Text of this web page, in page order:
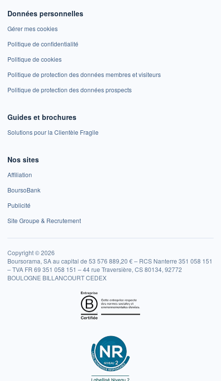
Données personnelles
Gérer mes cookies
Politique de confidentialité
Politique de cookies
Politique de protection des données membres et visiteurs
Politique de protection des données prospects
Guides et brochures
Solutions pour la Clientèle Fragile
Nos sites
Affiliation
BoursoBank
Publicité
Site Groupe & Recrutement
Copyright © 2026
Boursorama, SA au capital de 53 576 889,20 € – RCS Nanterre 351 058 151
– TVA FR 69 351 058 151 – 44 rue Traversière, CS 80134, 92772
BOULOGNE BILLANCOURT CEDEX